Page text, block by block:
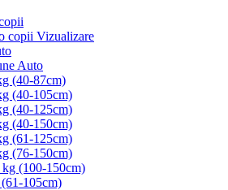
copii Vizualizare
Auto
(40-87cm)
(40-105cm)
(40-125cm)
(40-150cm)
(61-125cm)
(76-150cm)
kg (100-150cm)
105cm)